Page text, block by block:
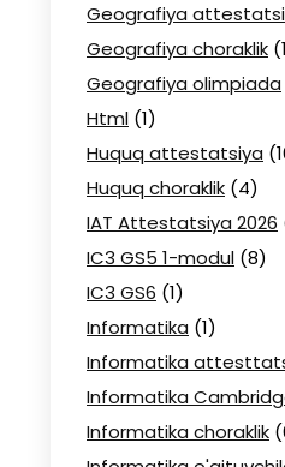
Geografiya
Geografiya choraklik
Geografiya olimpiada
Html (1)
Huquq attestatsiya
Huquq choraklik (4)
IAT Attestatsiya 2026
IC3 GS5 1-modul (8)
IC3 GS6 (1)
Informatika (1)
Informatika
Informatika
Informatika choraklik